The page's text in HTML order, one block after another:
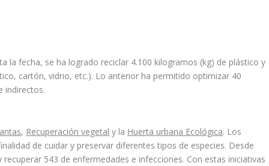
la fecha, se ha logrado reciclar 4.100 kilogramos (kg) de plástico y
cartón, vidrio, etc.). Lo anterior ha permitido optimizar 40
indirectos.
, Recuperación vegetal y la Huerta urbana Ecológica. Los
de cuidar y preservar diferentes tipos de especies. Desde
543 de enfermedades e infecciones. Con estas iniciativas